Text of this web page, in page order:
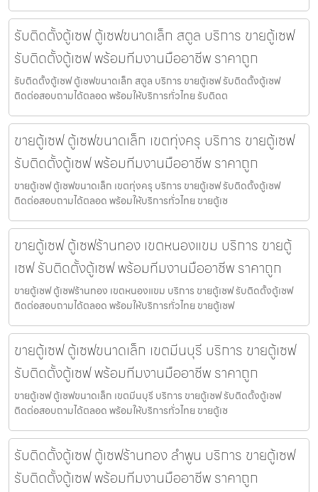
รับติดตั้งตู้เซฟ ตู้เซฟขนาดเล็ก สตูล บริการ ขายตู้เซฟ
รับติดตั้งตู้เซฟ พร้อมทีมงานมืออาชีพ ราคาถูก
รับติดตั้งตู้เซฟ ตู้เซฟขนาดเล็ก สตูล บริการ ขายตู้เซฟ รับติดตั้งตู้เซฟ
ติดต่อสอบถามได้ตลอด พร้อมให้บริการทั่วไทย รับติดต
ขายตู้เซฟ ตู้เซฟขนาดเล็ก เขตทุ่งครุ บริการ ขายตู้เซฟ
รับติดตั้งตู้เซฟ พร้อมทีมงานมืออาชีพ ราคาถูก
ขายตู้เซฟ ตู้เซฟขนาดเล็ก เขตทุ่งครุ บริการ ขายตู้เซฟ รับติดตั้งตู้เซฟ
ติดต่อสอบถามได้ตลอด พร้อมให้บริการทั่วไทย ขายตู้เซ
ขายตู้เซฟ ตู้เซฟร้านทอง เขตหนองแขม บริการ ขายตู้
เซฟ รับติดตั้งตู้เซฟ พร้อมทีมงานมืออาชีพ ราคาถูก
ขายตู้เซฟ ตู้เซฟร้านทอง เขตหนองแขม บริการ ขายตู้เซฟ รับติดตั้งตู้เซฟ
ติดต่อสอบถามได้ตลอด พร้อมให้บริการทั่วไทย ขายตู้เซฟ
ขายตู้เซฟ ตู้เซฟขนาดเล็ก เขตมีนบุรี บริการ ขายตู้เซฟ
รับติดตั้งตู้เซฟ พร้อมทีมงานมืออาชีพ ราคาถูก
ขายตู้เซฟ ตู้เซฟขนาดเล็ก เขตมีนบุรี บริการ ขายตู้เซฟ รับติดตั้งตู้เซฟ
ติดต่อสอบถามได้ตลอด พร้อมให้บริการทั่วไทย ขายตู้เซ
รับติดตั้งตู้เซฟ ตู้เซฟร้านทอง ลำพูน บริการ ขายตู้เซฟ
รับติดตั้งตู้เซฟ พร้อมทีมงานมืออาชีพ ราคาถูก